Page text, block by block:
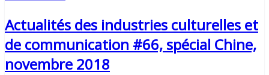
Actualités des industries culturelles et
de communication #66, spécial Chine,
novembre 2018